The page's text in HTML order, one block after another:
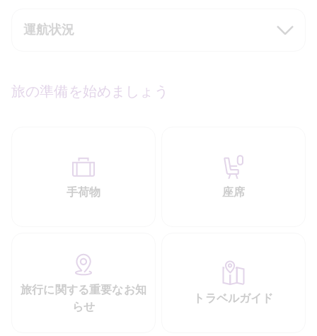
運航状況
旅の準備を始めましょう
手荷物 座席
旅行に関する重要なお知
らせ
トラベルガイド